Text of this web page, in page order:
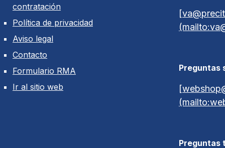
contratación
Política de privacidad
Aviso legal
Contacto
Formulario RMA
Ir al sitio web
Preguntas
Preguntas